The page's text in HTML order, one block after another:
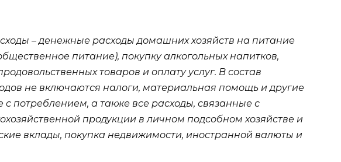
– денежные расходы домашних хозяйств на питание
питание), покупку алкогольных напитков,
товаров и оплату услуг. В состав
не включаются налоги, материальная помощь и другие
с потреблением, а также все расходы, связанные с
продукции в личном подсобном хозяйстве и
вклады, покупка недвижимости, иностранной валюты и